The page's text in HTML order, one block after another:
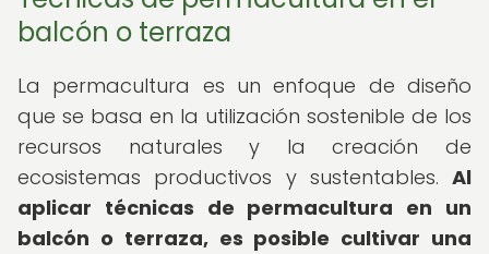
balcón o terraza
La permacultura es un enfoque de diseño
que se basa en la utilización sostenible de los
recursos naturales y la creación de
ecosistemas productivos y sustentables. Al
aplicar técnicas de permacultura en un
balcón o terraza, es posible cultivar una